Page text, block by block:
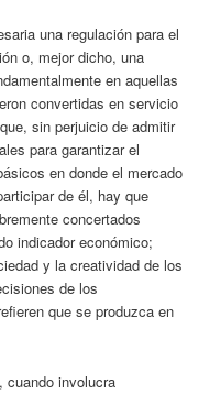
una regulación para el
o, mejor dicho, una
en aquellas
convertidas en servicio
sin perjuicio de admitir
para garantizar el
en donde el mercado
de él, hay que
concertados
indicador económico;
y la creatividad de los
de los
que se produzca en
cuando involucra